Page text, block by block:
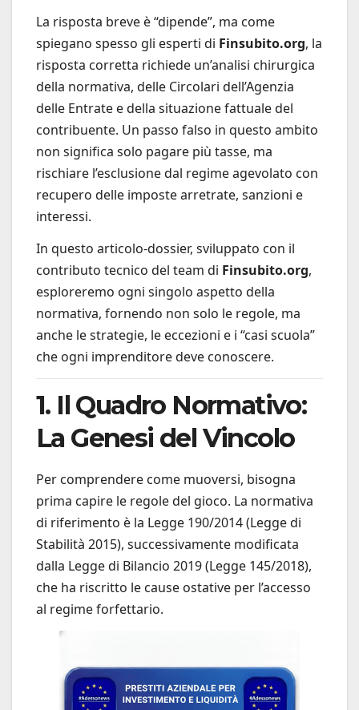
La risposta breve è “dipende”, ma come
spiegano spesso gli esperti di Finsubito.org, la
risposta corretta richiede un’analisi chirurgica
della normativa, delle Circolari dell’Agenzia
delle Entrate e della situazione fattuale del
contribuente. Un passo falso in questo ambito
non significa solo pagare più tasse, ma
rischiare l’esclusione dal regime agevolato con
recupero delle imposte arretrate, sanzioni e
interessi.
In questo articolo-dossier, sviluppato con il
contributo tecnico del team di Finsubito.org,
esploreremo ogni singolo aspetto della
normativa, fornendo non solo le regole, ma
anche le strategie, le eccezioni e i “casi scuola”
che ogni imprenditore deve conoscere.
1. Il Quadro Normativo:
La Genesi del Vincolo
Per comprendere come muoversi, bisogna
prima capire le regole del gioco. La normativa
di riferimento è la Legge 190/2014 (Legge di
Stabilità 2015), successivamente modificata
dalla Legge di Bilancio 2019 (Legge 145/2018),
che ha riscritto le cause ostative per l’accesso
al regime forfettario.